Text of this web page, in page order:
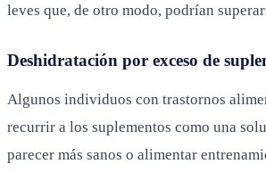
leves que, de otro modo, podrían
Deshidratación por exceso de
Algunos individuos con trastornos
recurrir a los suplementos como una
parecer más sanos o alimentar